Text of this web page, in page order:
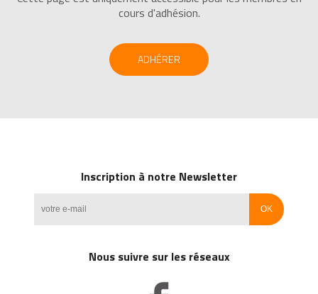
cours d'adhésion.
ADHÉRER
Inscription à notre Newsletter
Nous suivre sur les réseaux